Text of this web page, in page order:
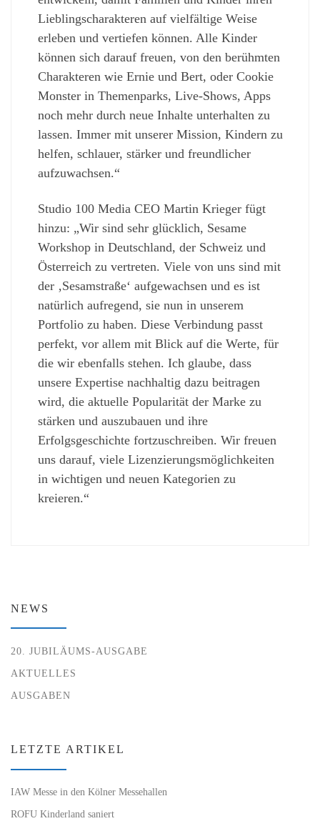
Lieblingscharakteren auf vielfältige Weise
erleben und vertiefen können. Alle Kinder
können sich darauf freuen, von den berühmten
Charakteren wie Ernie und Bert, oder Cookie
Monster in Themenparks, Live-Shows, Apps
noch mehr durch neue Inhalte unterhalten zu
lassen. Immer mit unserer Mission, Kindern zu
helfen, schlauer, stärker und freundlicher
aufzuwachsen.“
Studio 100 Media CEO Martin Krieger fügt
hinzu: „Wir sind sehr glücklich, Sesame
Workshop in Deutschland, der Schweiz und
Österreich zu vertreten. Viele von uns sind mit
der ‚Sesamstraße‘ aufgewachsen und es ist
natürlich aufregend, sie nun in unserem
Portfolio zu haben. Diese Verbindung passt
perfekt, vor allem mit Blick auf die Werte, für
die wir ebenfalls stehen. Ich glaube, dass
unsere Expertise nachhaltig dazu beitragen
wird, die aktuelle Popularität der Marke zu
stärken und auszubauen und ihre
Erfolgsgeschichte fortzuschreiben. Wir freuen
uns darauf, viele Lizenzierungsmöglichkeiten
in wichtigen und neuen Kategorien zu
kreieren.“
NEWS
20. JUBILÄUMS-AUSGABE
AKTUELLES
AUSGABEN
LETZTE ARTIKEL
IAW Messe in den Kölner Messehallen
ROFU Kinderland saniert